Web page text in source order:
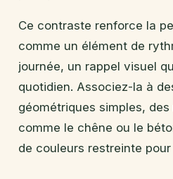
Ce contraste renforce la
comme un élément de
journée, un rappel visuel
quotidien. Associez-la à
géométriques simples,
comme le chêne ou le
de couleurs restreinte